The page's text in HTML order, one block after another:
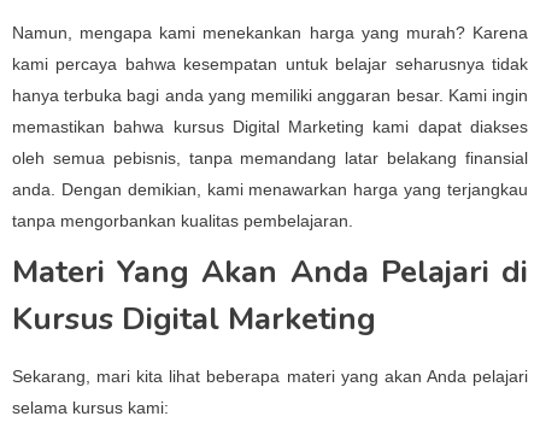
Namun, mengapa kami menekankan harga yang murah? Karena
kami percaya bahwa kesempatan untuk belajar seharusnya tidak
hanya terbuka bagi anda yang memiliki anggaran besar. Kami ingin
memastikan bahwa kursus Digital Marketing kami dapat diakses
oleh semua pebisnis, tanpa memandang latar belakang finansial
anda. Dengan demikian, kami menawarkan harga yang terjangkau
tanpa mengorbankan kualitas pembelajaran.
Materi Yang Akan Anda Pelajari di
Kursus Digital Marketing
Sekarang, mari kita lihat beberapa materi yang akan Anda pelajari
selama kursus kami: